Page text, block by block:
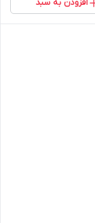
افزودن به سبد